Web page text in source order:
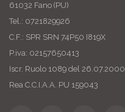
61032 Fano (PU)
Tel.: 0721829926
C.F.: SPR SRN 74P50 I819X
P.iva: 02157650413
Iscr. Ruolo 1089 del 26.07.2000
Rea C.C.I.A.A. PU 159043